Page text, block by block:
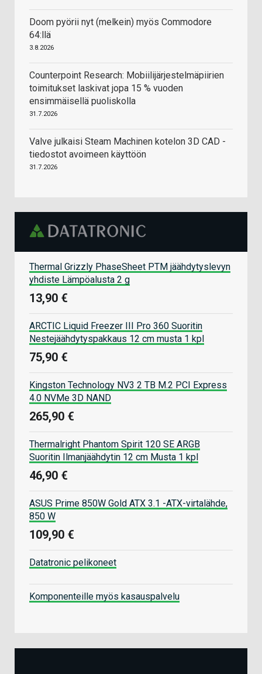
Doom pyörii nyt (melkein) myös Commodore
64:llä
3.8.2026
Counterpoint Research: Mobiilijärjestelmäpiirien
toimitukset laskivat jopa 15 % vuoden
ensimmäisellä puoliskolla
31.7.2026
Valve julkaisi Steam Machinen kotelon 3D CAD -
tiedostot avoimeen käyttöön
31.7.2026
Thermal Grizzly PhaseSheet PTM jäähdytyslevyn
yhdiste Lämpöalusta 2 g
13,90 €
ARCTIC Liquid Freezer III Pro 360 Suoritin
Nestejäähdytyspakkaus 12 cm musta 1 kpl
75,90 €
Kingston Technology NV3 2 TB M.2 PCI Express
4.0 NVMe 3D NAND
265,90 €
Thermalright Phantom Spirit 120 SE ARGB
Suoritin Ilmanjäähdytin 12 cm Musta 1 kpl
46,90 €
ASUS Prime 850W Gold ATX 3.1 -ATX-virtalähde,
850 W
109,90 €
Datatronic pelikoneet
Komponenteille myös kasauspalvelu